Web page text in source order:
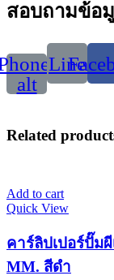
สอบถามข้อ
alt
Line
Related
Add to cart
Quick View
คาร์ลิปเปอร์ปั๊ม
MM. สีดำ